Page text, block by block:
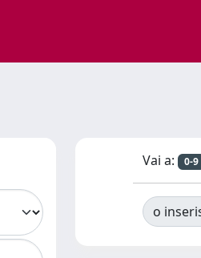
Vai a: 0-9
o